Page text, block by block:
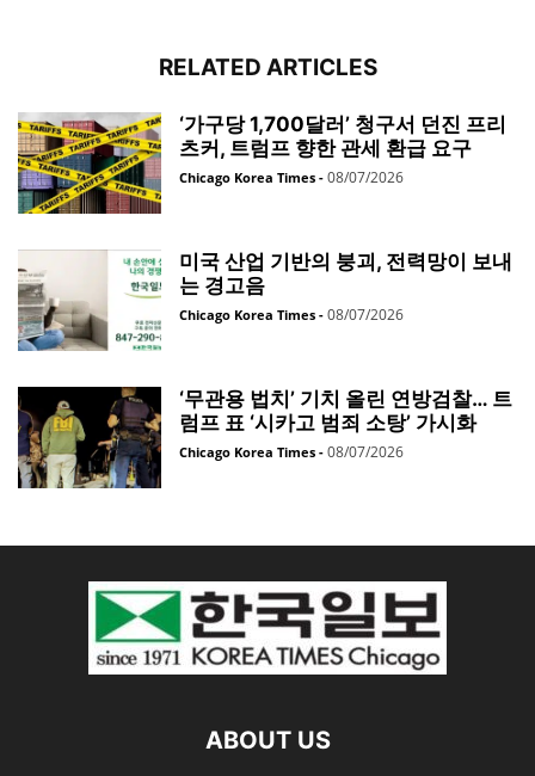
RELATED ARTICLES
‘가구당 1,700달러’ 청구서 던진 프리
츠커, 트럼프 향한 관세 환급 요구
Chicago Korea Times - 08/07/2026
미국 산업 기반의 붕괴, 전력망이 보내
는 경고음
Chicago Korea Times - 08/07/2026
‘무관용 법치’ 기치 올린 연방검찰… 트
럼프 표 ‘시카고 범죄 소탕’ 가시화
Chicago Korea Times - 08/07/2026
ABOUT US